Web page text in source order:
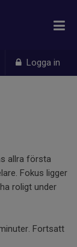
Logga in
allra första
Fokus ligger
roligt under
Fortsatt